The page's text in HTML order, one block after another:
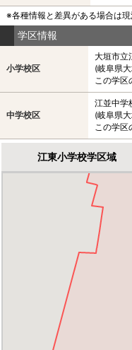
※各種情報と差異がある場合は
学区情報
小学校区
大垣市立
(岐阜県
この学区
中学校区
江並中学
(岐阜県
この学区
江東小学校学区域